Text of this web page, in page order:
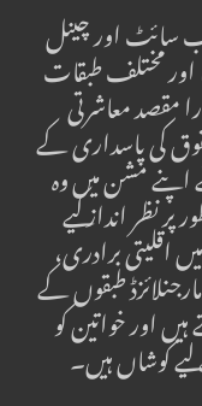
سائٹ اور چینل
مختلف طبقات
مقصد معاشرتی
کی پاسداری کے
مشن میں وہ
نظر انداز کیے
برادری،
طبقوں کے
اور خواتین کو
کوشاں ہیں۔